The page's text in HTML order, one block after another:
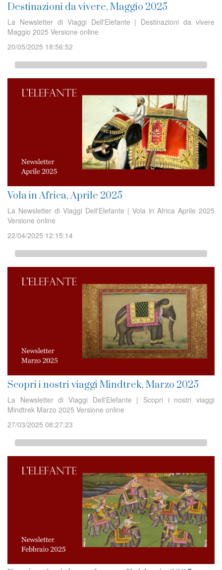
Destinazioni da vivere, Maggio 2025
La Newsletter di Viaggi Dell'Elefante | Destinazioni da vivere
Maggio 2025 Versione online
20/05/2025 18:56:52
Vola in Africa, Aprile 2025
La Newsletter di Viaggi Dell'Elefante | Vola in Africa Aprile 2025
Versione online
22/04/2025 12:15:14
Scopri i nostri viaggi Mindtrek, Marzo 2025
La Newsletter di Viaggi Dell'Elefante | Scopri i nostri viaggi
Mindtrek Marzo 2025 Versione online
27/03/2025 08:27:23